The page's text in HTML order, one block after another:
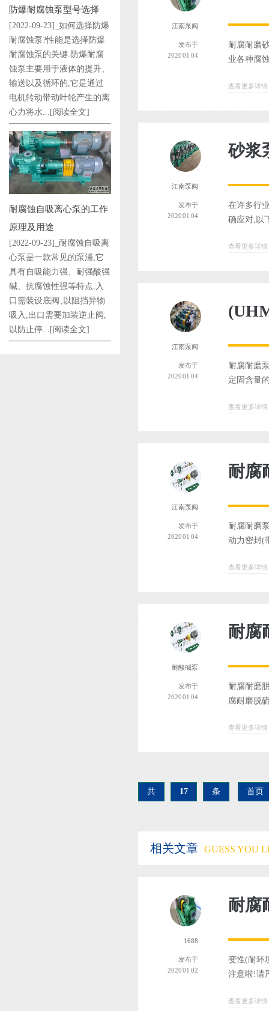
防爆耐腐蚀泵型号选择
[2022-09-23]_如何选择防爆
耐腐蚀泵?性能是选择防爆
耐腐蚀泵的关键.防爆耐腐
蚀泵主要用于液体的提升、
输送以及循环的,它是通过
电机转动带动叶轮产生的离
心力将水...
[阅读全文]
耐腐蚀自吸离心泵的工作
原理及用途
[2022-09-23]_耐腐蚀自吸离
心泵是一款常见的泵浦,它
具有自吸能力强、耐强酸强
碱、抗腐蚀性强等特点.入
口需装设底阀 ,以阻挡异物
吸入,出口需要加装逆止阀,
以防止停... [阅读全文]
江南泵阀
发布于
2020 01 04
耐腐耐磨
业各种腐
查看更多详情
江南泵阀
发布于
2020 01 04
砂浆
在许多行
确应对,以
查看更多详情
江南泵阀
发布于
2020 01 04
耐腐耐磨
定固含量
查看更多详情
江南泵阀
发布于
2020 01 04
耐腐
耐腐耐磨
动力密封(
查看更多详情
耐酸碱泵
发布于
2020 01 04
耐腐
耐腐耐磨
腐耐磨脱
查看更多详情
共 17 条 首页
相关文章 GUESS YOU
1688
发布于
2020 01 02
耐腐
变性(耐环
注意啦!请
查看更多详情